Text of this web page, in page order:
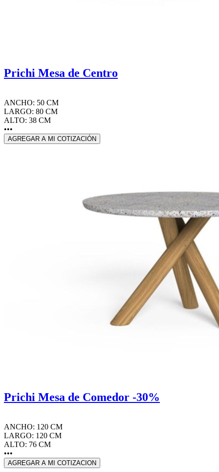
Prichi Mesa de Centro
ANCHO: 50 CM
LARGO: 80 CM
ALTO: 38 CM
•••
AGREGAR A MI COTIZACIÓN
Prichi Mesa de Comedor -30%
ANCHO: 120 CM
LARGO: 120 CM
ALTO: 76 CM
•••
AGREGAR A MI COTIZACION